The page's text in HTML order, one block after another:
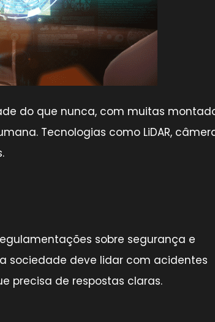
do que nunca, com muitas
Tecnologias como LiDAR,
sobre segurança e
sociedade deve lidar com acidentes
precisa de respostas claras.